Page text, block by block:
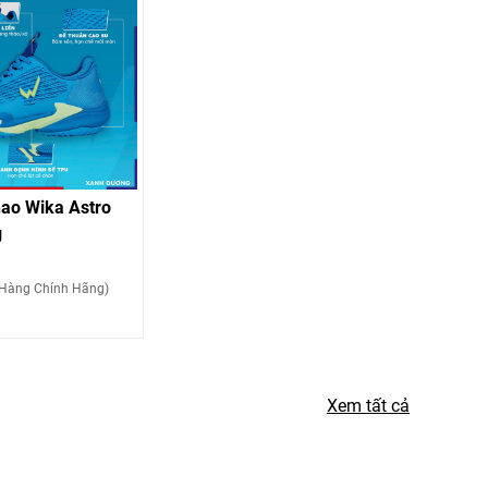
Wika Astro
Chính Hãng)
Xem tất cả